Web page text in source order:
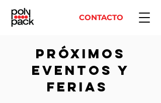
CONTACTO
PRÓXIMOS
EVENTOS Y
FERIAS